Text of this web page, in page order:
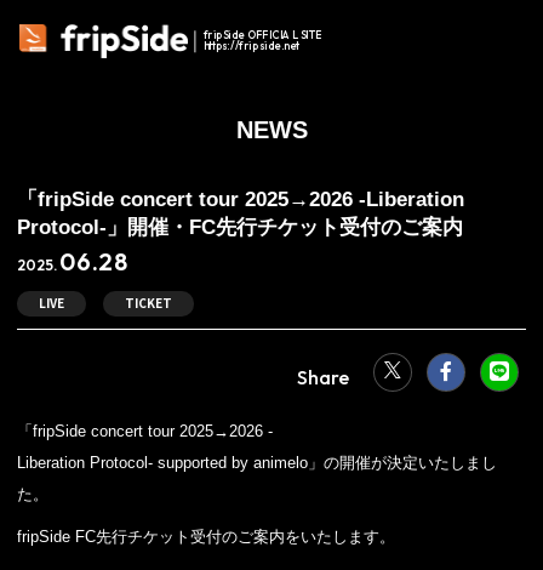
fripSide OFFICIAL SITE
https://fripside.net
NEWS
「fripSide concert tour 2025→2026 -Liberation
Protocol-」開催・FC先行チケット受付のご案内
2025. 06.28
LIVE TICKET
「fripSide concert tour 2025→2026 -
Liberation Protocol- supported by animelo」の開催が決定いたしまし
た。
fripSide FC先行チケット受付のご案内をいたします。